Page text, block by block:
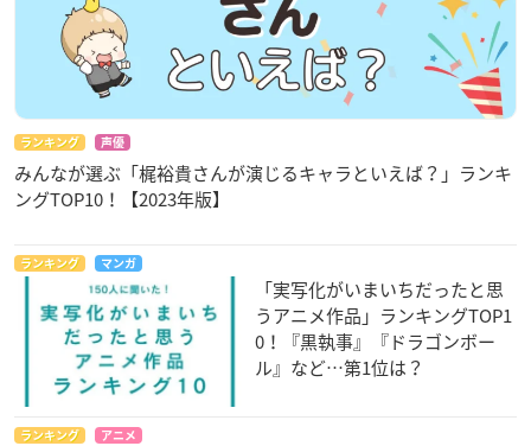
ランキング 声優
みんなが選ぶ「梶裕貴さんが演じるキャラといえば？」ランキ
ングTOP10！【2023年版】
ランキング マンガ
「実写化がいまいちだったと思
うアニメ作品」ランキングTOP1
0！『黒執事』『ドラゴンボー
ル』など…第1位は？
ランキング アニメ